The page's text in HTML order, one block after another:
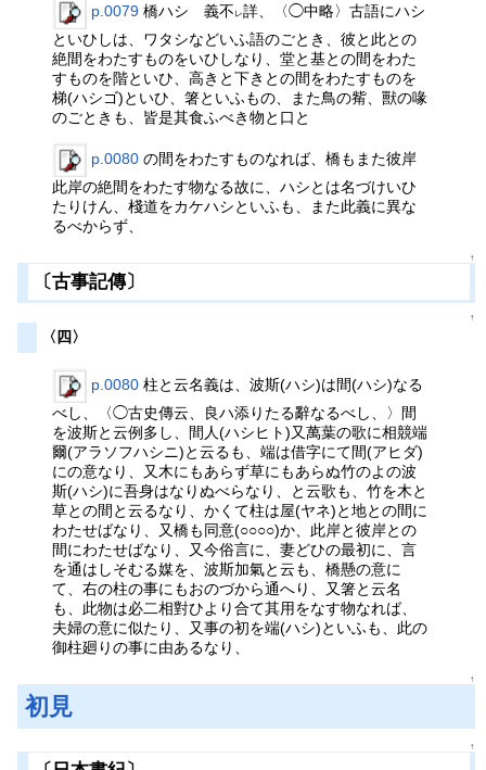
p.0079 橋ハシ 義不 レ詳、〈◯中略〉古語にハシ
といひしは、ワタシなどいふ語のごとき、彼と此との
絶間をわたすものをいひしなり、堂と基との間をわた
すものを階といひ、高きと下きとの間をわたすものを
梯(ハシゴ)といひ、箸といふもの、また鳥の觜、獸の喙
のごときも、皆是其食ふべき物と口と
p.0080 の間をわたすものなれば、橋もまた彼岸
此岸の絶間をわたす物なる故に、ハシとは名づけいひ
たりけん、棧道をカケハシといふも、また此義に異な
るべからず、
↑
〔古事記傳〕
↑
〈四〉
p.0080 柱と云名義は、波斯(ハシ)は間(ハシ)なる
べし、〈◯古史傳云、良ハ添りたる辭なるべし、〉間
を波斯と云例多し、間人(ハシヒト)又萬葉の歌に相競端
爾(アラソフハシニ)と云るも、端は借字にて間(アヒダ)
にの意なり、又木にもあらず草にもあらぬ竹のよの波
斯(ハシ)に吾身はなりぬべらなり、と云歌も、竹を木と
草との間と云るなり、かくて柱は屋(ヤネ)と地との間に
わたせばなり、又橋も同意(○○○○)か、此岸と彼岸との
間にわたせばなり、又今俗言に、妻どひの最初に、言
を通はしそむる媒を、波斯加氣と云も、橋懸の意に
て、右の柱の事にもおのづから通へり、又箸と云名
も、此物は必二相對ひより合て其用をなす物なれば、
夫婦の意に似たり、又事の初を端(ハシ)といふも、此の
御柱廻りの事に由あるなり、
↑
初見
↑